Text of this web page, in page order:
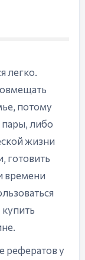
легко.
потому
либо
жизни
готовить
времени
рефератов у